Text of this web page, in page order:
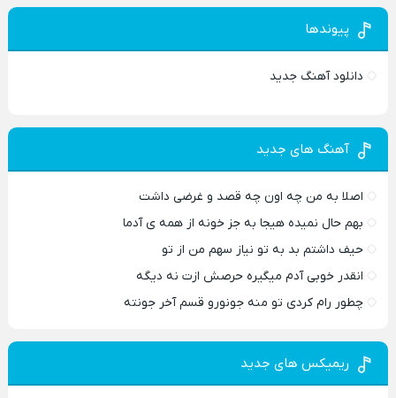
پیوندها
دانلود آهنگ جدید
آهنگ های جدید
اصلا به من چه اون چه قصد و غرضی داشت
بهم حال نمیده هیجا به جز خونه از همه ی آدما
حیف داشتم بد به تو نیاز سهم من از تو
انقدر خوبی آدم میگیره حرصش ازت نه دیگه
چطور رام کردی تو منه جونورو قسم آخر جونته
ریمیکس های جدید